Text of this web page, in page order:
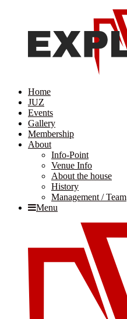
Home
JUZ
Events
Gallery
Membership
About
Info-Point
Venue Info
About the house
History
Management / Team
Menu